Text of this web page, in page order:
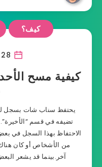
كيف؟
كيفية مسح
يحتفظ سناب شات بسجل
تضيفه في قسم
الاحتفاظ بهذا السجل في
من الأشخاص أو كان
آخر.بينما قد يشعر